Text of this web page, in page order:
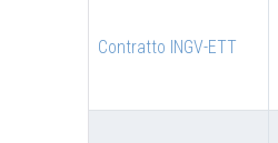
Contratto INGV-ETT